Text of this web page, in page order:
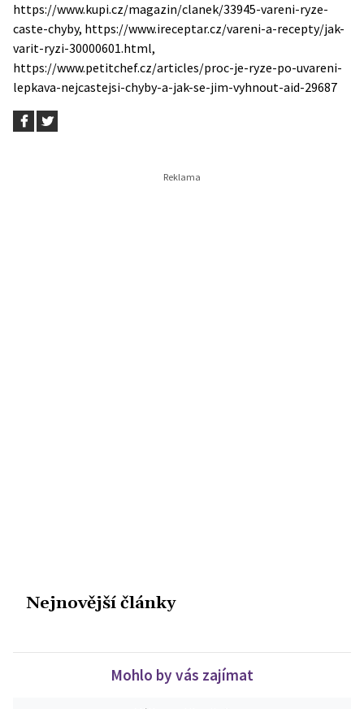
https://www.kupi.cz/magazin/clanek/33945-vareni-ryze-
caste-chyby, https://www.ireceptar.cz/vareni-a-recepty/jak-
varit-ryzi-30000601.html,
https://www.petitchef.cz/articles/proc-je-ryze-po-uvareni-
lepkava-nejcastejsi-chyby-a-jak-se-jim-vyhnout-aid-29687
Nejnovější články
Mohlo by vás zajímat